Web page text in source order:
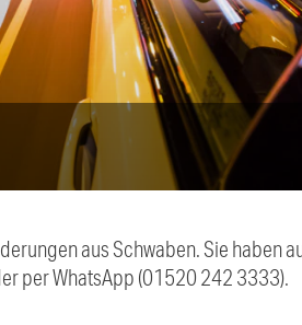
aus Schwaben. Sie haben
per WhatsApp (01520 242 3333).